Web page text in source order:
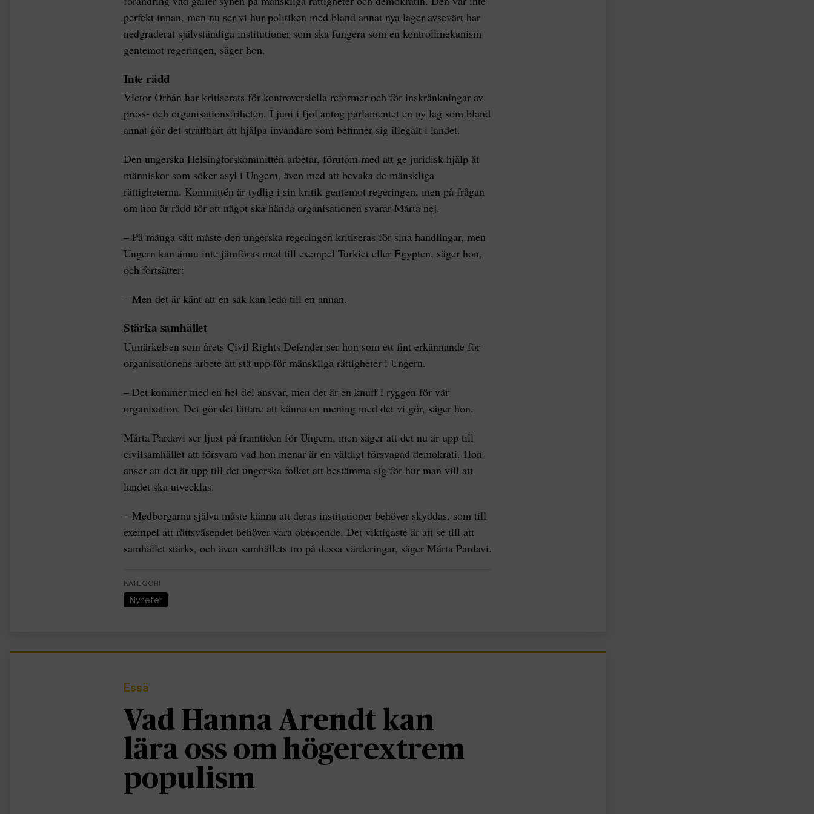
perfekt innan, men nu ser vi hur politiken med bland annat nya lager avsevärt har
nedgraderat självständiga institutioner som ska fungera som en kontrollmekanism
gentemot regeringen, säger hon.
Inte rädd
Victor Orbán har kritiserats för kontroversiella reformer och för inskränkningar av
press- och organisationsfriheten. I juni i fjol antog parlamentet en ny lag som bland
annat gör det straffbart att hjälpa invandare som befinner sig illegalt i landet.
Den ungerska Helsingforskommittén arbetar, förutom med att ge juridisk hjälp åt
människor som söker asyl i Ungern, även med att bevaka de mänskliga
rättigheterna. Kommittén är tydlig i sin kritik gentemot regeringen, men på frågan
om hon är rädd för att något ska hända organisationen svarar Márta nej.
– På många sätt måste den ungerska regeringen kritiseras för sina handlingar, men
Ungern kan ännu inte jämföras med till exempel Turkiet eller Egypten, säger hon,
och fortsätter:
– Men det är känt att en sak kan leda till en annan.
Stärka samhället
Utmärkelsen som årets Civil Rights Defender ser hon som ett fint erkännande för
organisationens arbete att stå upp för mänskliga rättigheter i Ungern.
– Det kommer med en hel del ansvar, men det är en knuff i ryggen för vår
organisation. Det gör det lättare att känna en mening med det vi gör, säger hon.
Márta Pardavi ser ljust på framtiden för Ungern, men säger att det nu är upp till
civilsamhället att försvara vad hon menar är en väldigt försvagad demokrati. Hon
anser att det är upp till det ungerska folket att bestämma sig för hur man vill att
landet ska utvecklas.
– Medborgarna själva måste känna att deras institutioner behöver skyddas, som till
exempel att rättsväsendet behöver vara oberoende. Det viktigaste är att se till att
samhället stärks, och även samhällets tro på dessa värderingar, säger Márta Pardavi.
KATEGORI
Nyheter
Essä
Vad Hanna Arendt kan
lära oss om högerextrem
populism